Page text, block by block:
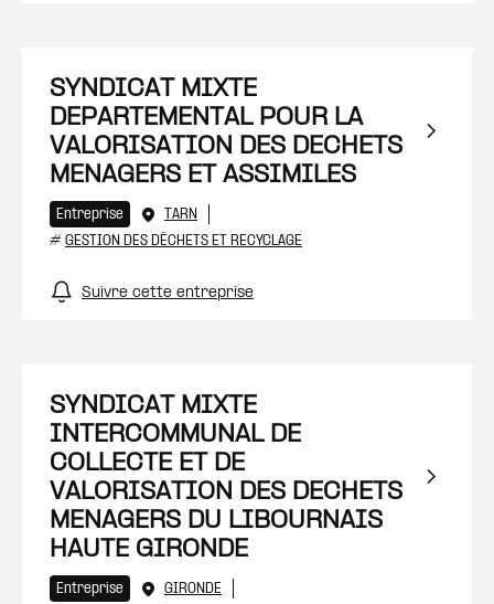
SYNDICAT MIXTE
DEPARTEMENTAL POUR LA
VALORISATION DES DECHETS
MENAGERS ET ASSIMILES
Entreprise
TARN
# GESTION DES DÉCHETS ET RECYCLAGE
Suivre cette entreprise
SYNDICAT MIXTE
INTERCOMMUNAL DE
COLLECTE ET DE
VALORISATION DES DECHETS
MENAGERS DU LIBOURNAIS
HAUTE GIRONDE
Entreprise
GIRONDE